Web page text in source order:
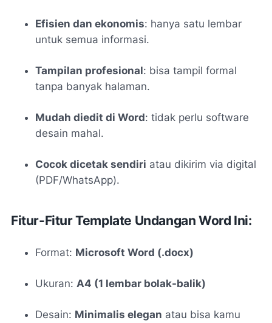
Efisien dan ekonomis: hanya satu lembar
untuk semua informasi.
Tampilan profesional: bisa tampil formal
tanpa banyak halaman.
Mudah diedit di Word: tidak perlu software
desain mahal.
Cocok dicetak sendiri atau dikirim via digital
(PDF/WhatsApp).
Fitur-Fitur Template Undangan Word Ini:
Format: Microsoft Word (.docx)
Ukuran: A4 (1 lembar bolak-balik)
Desain: Minimalis elegan atau bisa kamu